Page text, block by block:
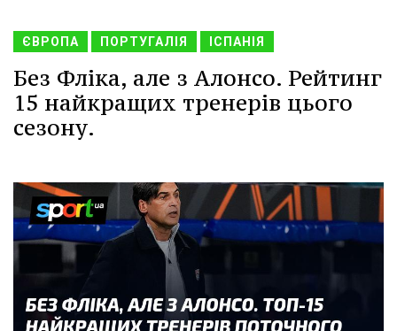
ЄВРОПА ПОРТУГАЛІЯ ІСПАНІЯ
Без Фліка, але з Алонсо. Рейтинг
15 найкращих тренерів цього
сезону.